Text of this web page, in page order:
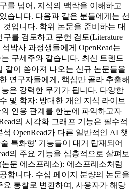
를 넘어, 지식의 맥락을 이해하고
습니다. 다음과 같은 분들에게는 선
입니다. 학위 논문을 준비하는 대
를 검토하고 문헌 검토(Literature
박사 과정생들에게 OpenRead는
구세주와 같습니다. 최신 트렌드
같이 쏟아져 나오는 신규 논문들을
연구자들에게, 핵심만 골라 추출해
능은 강력한 무기가 됩니다. 다양한
및 학자: 방대한 개인 지식 라이브
인용 관계를 한눈에 파악하고자
의 시각화 그래프 기능은 필수적
OpenRead가 다른 일반적인 AI 챗
특화형' 기능들이 대거 탑재되어
의 주요 기능을 심층적으로 살펴보
(논문 에스프레소): 에스프레소처럼
합니다. 수십 페이지 분량의 논문을
요 통찰로 변환하여, 사용자가 해당